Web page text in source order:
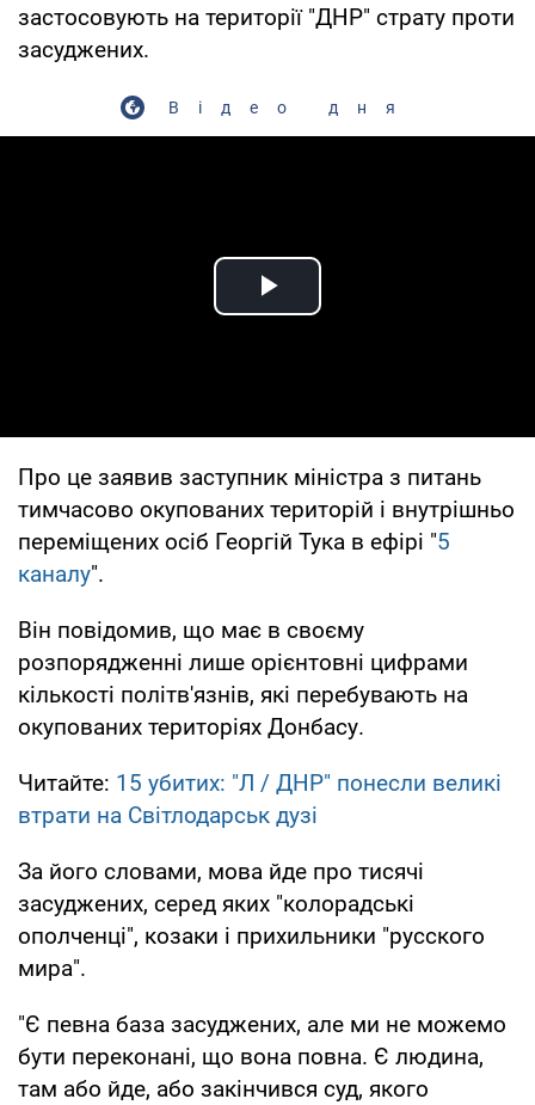
застосовують на території "ДНР" страту проти
засуджених.
Відео дня
Play Video
Про це заявив заступник міністра з питань
тимчасово окупованих територій і внутрішньо
переміщених осіб Георгій Тука в ефірі "5
каналу".
Він повідомив, що має в своєму
розпорядженні лише орієнтовні цифрами
кількості політв'язнів, які перебувають на
окупованих територіях Донбасу.
Читайте: 15 убитих: "Л / ДНР" понесли великі
втрати на Світлодарськ дузі
За його словами, мова йде про тисячі
засуджених, серед яких "колорадські
ополченці", козаки і прихильники "русского
мира".
"Є певна база засуджених, але ми не можемо
бути переконані, що вона повна. Є людина,
там або йде, або закінчився суд, якого